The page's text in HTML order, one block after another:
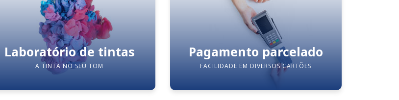
Laboratório de tintas
A TINTA NO SEU TOM
Pagamento parcelado
FACILIDADE EM DIVERSOS CARTÕES